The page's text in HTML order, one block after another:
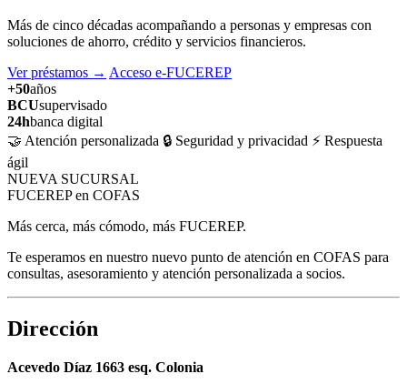
Más de cinco décadas acompañando a personas y empresas con
soluciones de ahorro, crédito y servicios financieros.
Ver préstamos → Acceso e-FUCEREP
+50años
BCUsupervisado
24hbanca digital
🤝 Atención personalizada 🔒 Seguridad y privacidad ⚡ Respuesta
ágil
NUEVA SUCURSAL
FUCEREP en COFAS
Más cerca, más cómodo, más FUCEREP.
Te esperamos en nuestro nuevo punto de atención en COFAS para
consultas, asesoramiento y atención personalizada a socios.
Dirección
Acevedo Díaz 1663 esq. Colonia